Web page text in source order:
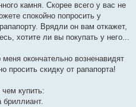
камня. Скорее всего у вас не
спокойно попросить у
Врядли он вам откажет,
хотите ли вы покупать у него...
окончательно возненавидят
просить скидку от рапапорта!
купить: